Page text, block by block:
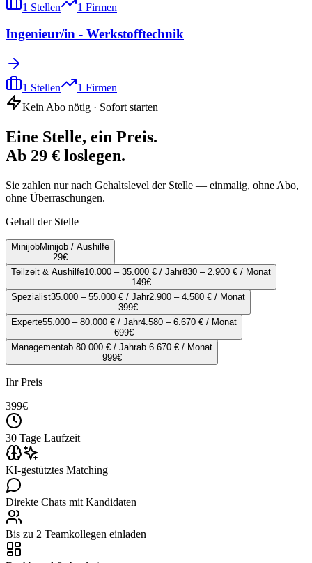
1 Stellen 1 Firmen
Ingenieur/in - Werkstofftechnik
1 Stellen 1 Firmen
Kein Abo nötig · Sofort starten
Eine Stelle, ein Preis.
Ab 29 € loslegen.
Sie zahlen nur nach Gehaltslevel der Stelle — einmalig, ohne Abo,
ohne Überraschungen.
Gehalt der Stelle
MinijobMinijob / Aushilfe
29€
Teilzeit & Aushilfe10.000 – 35.000 € / Jahr830 – 2.900 € / Monat
149€
Spezialist35.000 – 55.000 € / Jahr2.900 – 4.580 € / Monat
399€
Experte55.000 – 80.000 € / Jahr4.580 – 6.670 € / Monat
699€
Managementab 80.000 € / Jahrab 6.670 € / Monat
999€
Ihr Preis
399€
30 Tage Laufzeit
KI-gestütztes Matching
Direkte Chats mit Kandidaten
Bis zu 2 Teamkollegen einladen